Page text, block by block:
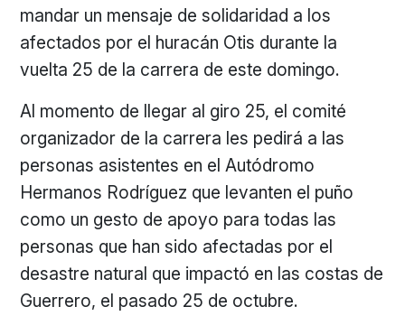
mandar un mensaje de solidaridad a los
afectados por el huracán Otis durante la
vuelta 25 de la carrera de este domingo.
Al momento de llegar al giro 25, el comité
organizador de la carrera les pedirá a las
personas asistentes en el Autódromo
Hermanos Rodríguez que levanten el puño
como un gesto de apoyo para todas las
personas que han sido afectadas por el
desastre natural que impactó en las costas de
Guerrero, el pasado 25 de octubre.